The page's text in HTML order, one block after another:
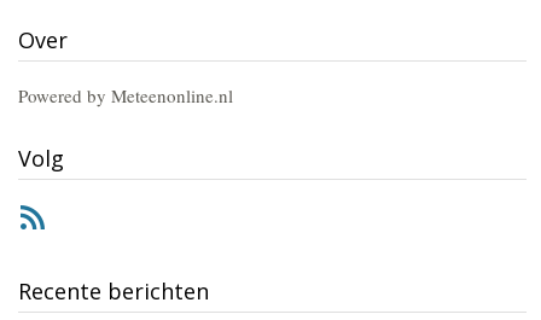
Over
Powered by Meteenonline.nl
Volg
Recente berichten